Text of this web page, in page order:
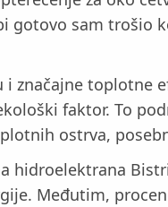
gotovo sam
toplotne
faktor. To
ostrva,
hidroelektrana
Međutim,